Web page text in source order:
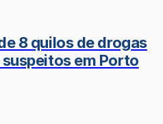
8 quilos de drogas
em Porto